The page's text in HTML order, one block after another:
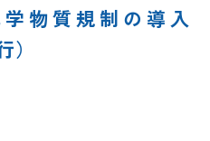
物質規制の導入
）